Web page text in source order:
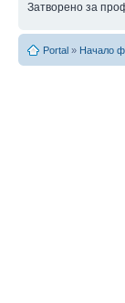
Затворено за
Portal » Начало